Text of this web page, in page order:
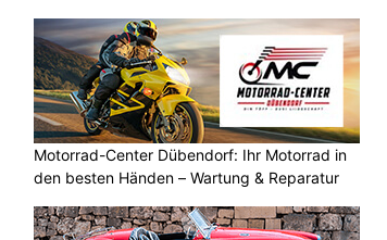
Motorrad-Center Dübendorf: Ihr Motorrad in
den besten Händen – Wartung & Reparatur